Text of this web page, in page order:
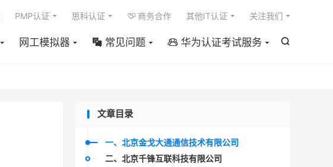

网工模拟器  常见问题  华为认证考试服务
PMP认证 思科认证  商务合作 其他IT认证 关注我们
文章目录
一、北京金戈大通通信技术有限公司
二、北京千锋互联科技有限公司